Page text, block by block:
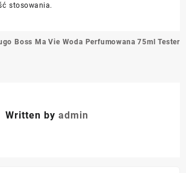
stosowania.
Boss Ma Vie Woda Perfumowana 75ml Tester
Written by admin